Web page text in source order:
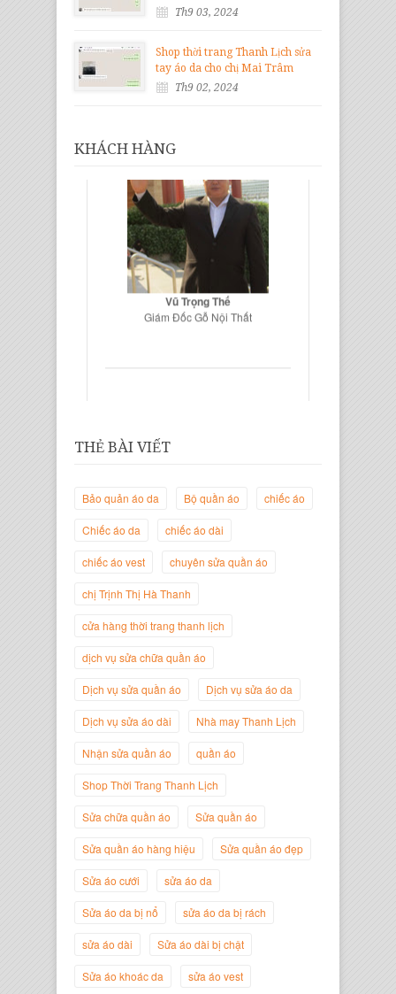
Th9 03, 2024
Shop thời trang Thanh Lịch sửa
tay áo da cho chị Mai Trâm
Th9 02, 2024
KHÁCH HÀNG
Vũ Trọng Thế
Giám Đốc Gỗ Nội Thất
Giám Đốc Thương Hiệu Giày Thời
Trang Thanh Lịch
Nguyễn Minh Đức
Nguyễn
THẺ BÀI VIẾT
Bảo quản áo da Bộ quần áo chiếc áo
Chiếc áo da chiếc áo dài
chiếc áo vest chuyên sửa quần áo
chị Trịnh Thị Hà Thanh
cửa hàng thời trang thanh lịch
dịch vụ sửa chữa quần áo
Dịch vụ sửa quần áo Dịch vụ sửa áo da
Dịch vụ sửa áo dài Nhà may Thanh Lịch
Nhận sửa quần áo quần áo
Shop Thời Trang Thanh Lịch
Sửa chữa quần áo Sửa quần áo
Sửa quần áo hàng hiệu Sửa quần áo đẹp
Sửa áo cưới sửa áo da
Sửa áo da bị nổ sửa áo da bị rách
sửa áo dài Sửa áo dài bị chật
Sửa áo khoác da sửa áo vest